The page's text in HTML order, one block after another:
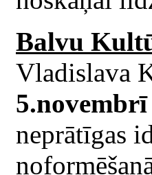
Balvu
Vladislava
neprātīgas